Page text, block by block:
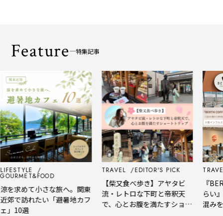
Feature 特集記事
求めて小さな旅へ。関東
で訪れたい「避暑地カフ
10選
TRAVEL EDITOR'S PICK
【柴又食べ歩き】アヤタビ
流・レトロな下町と帝釈天
で、心とお腹を満たすショー
TRAVEL
『
らい』
混みを